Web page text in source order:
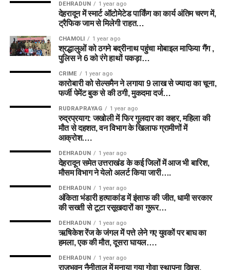
DEHRADUN 1 year ago
देहरादून में स्मार्ट ऑटोमेटेड पार्किंग का कार्य अंतिम चरण में,
ट्रैफिक जाम से मिलेगी राहत…
CHAMOLI 1 year ago
श्रद्धालुओं को ठगने बद्रीनाथ पहुंचा मोबाइल माफिया गैंग ,
पुलिस ने 6 को रंगे हाथों पकड़ा…
CRIME 1 year ago
कारोबारी को सेल्समैन ने लगाया 9 लाख से ज्यादा का चूना,
फर्जी पेमेंट बुक से की ठगी, मुकदमा दर्ज…
RUDRAPRAYAG 1 year ago
रुद्रप्रयाग: जखोली में फिर गुलदार का कहर, महिला की
मौत से दहशत, वन विभाग के खिलाफ ग्रामीणों में
आक्रोश….
DEHRADUN 1 year ago
देहरादून समेत उत्तराखंड के कई जिलों में आज भी बारिश,
मौसम विभाग ने येलो अलर्ट किया जारी….
DEHRADUN 1 year ago
अंकिता भंडारी हत्याकांड में इंसाफ की जीत, धामी सरकार
की सख्ती से टूटा रसूखदारों का गुरूर…
DEHRADUN 1 year ago
ऋषिकेश रेंज के जंगल में पत्ते लेने गए युवकों पर बाघ का
हमला, एक की मौत, दूसरा घायल….
DEHRADUN 1 year ago
राजभवन नैनीताल में मनाया गया गोवा स्थापना दिवस,